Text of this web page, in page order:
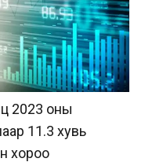
2023 оны
11.3 хувь
хороо